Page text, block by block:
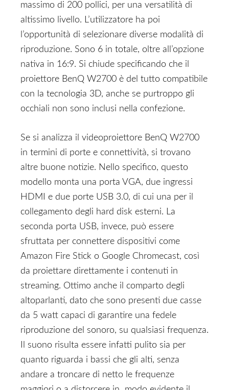
massimo di 200 pollici, per una versatilità di
altissimo livello. L’utilizzatore ha poi
l’opportunità di selezionare diverse modalità di
riproduzione. Sono 6 in totale, oltre all’opzione
nativa in 16:9. Si chiude specificando che il
proiettore BenQ W2700 è del tutto compatibile
con la tecnologia 3D, anche se purtroppo gli
occhiali non sono inclusi nella confezione.
Se si analizza il videoproiettore BenQ W2700
in termini di porte e connettività, si trovano
altre buone notizie. Nello specifico, questo
modello monta una porta VGA, due ingressi
HDMI e due porte USB 3.0, di cui una per il
collegamento degli hard disk esterni. La
seconda porta USB, invece, può essere
sfruttata per connettere dispositivi come
Amazon Fire Stick o Google Chromecast, così
da proiettare direttamente i contenuti in
streaming. Ottimo anche il comparto degli
altoparlanti, dato che sono presenti due casse
da 5 watt capaci di garantire una fedele
riproduzione del sonoro, su qualsiasi frequenza.
Il suono risulta essere infatti pulito sia per
quanto riguarda i bassi che gli alti, senza
andare a troncare di netto le frequenze